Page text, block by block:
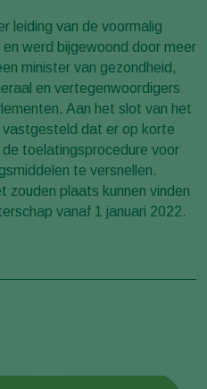
leiding van de voormalig
werd bijgewoond door meer
minister van gezondheid,
en vertegenwoordigers
Aan het slot van het
vastgesteld dat er op korte
toelatingsprocedure voor
te versnellen.
zouden plaats kunnen vinden
vanaf 1 januari 2022.